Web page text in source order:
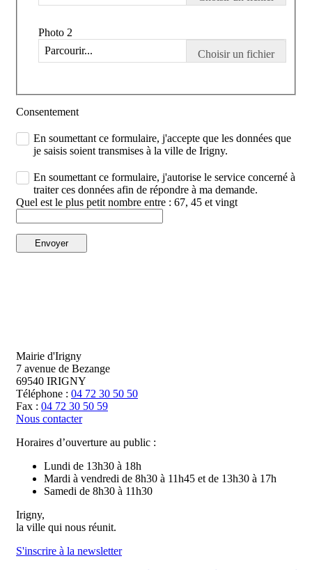
Photo 2
Parcourir...
Consentement
En soumettant ce formulaire, j'accepte que les données que
je saisis soient transmises à la ville de Irigny.
En soumettant ce formulaire, j'autorise le service concerné à
traiter ces données afin de répondre à ma demande.
Quel est le plus petit nombre entre : 67, 45 et vingt
Envoyer
Mairie d'Irigny
7 avenue de Bezange
69540 IRIGNY
Téléphone : 04 72 30 50 50
Fax : 04 72 30 50 59
Nous contacter
Horaires d’ouverture au public :
Lundi de 13h30 à 18h
Mardi à vendredi de 8h30 à 11h45 et de 13h30 à 17h
Samedi de 8h30 à 11h30
Irigny,
la ville qui nous réunit.
S'inscrire à la newsletter